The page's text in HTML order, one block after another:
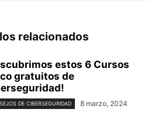
relacionados
estos 6 Cursos
gratuitos de
DE CIBERSEGURIDAD 8 marzo, 2024